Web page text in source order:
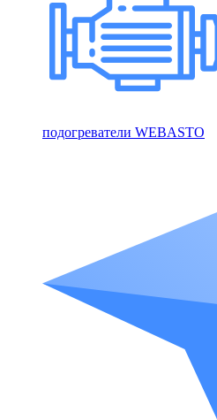
подогреватели WEBASTO